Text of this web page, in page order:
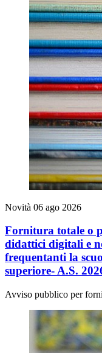
Novità 06 ago 2026
Fornitura totale o
didattici digitali e
frequentanti la
superiore- A.S.
Avviso pubblico per